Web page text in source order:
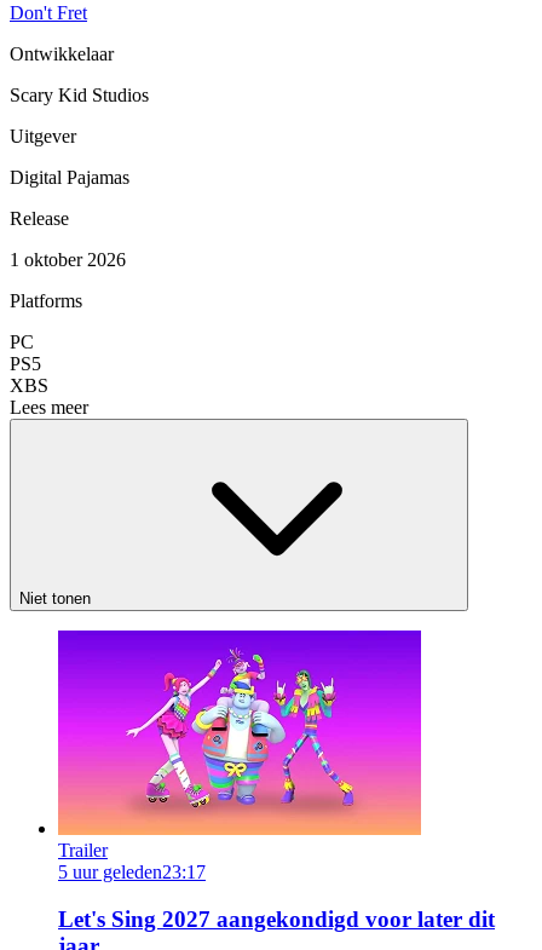
Don't Fret
Ontwikkelaar
Scary Kid Studios
Uitgever
Digital Pajamas
Release
1 oktober 2026
Platforms
PC
PS5
XBS
Lees meer
Niet tonen
Trailer
5 uur geleden23:17
Let's Sing 2027 aangekondigd voor later dit